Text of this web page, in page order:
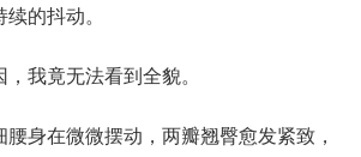
的抖动。
我竟无法看到全貌。
在微微摆动，两瓣翘臀愈发紧致，